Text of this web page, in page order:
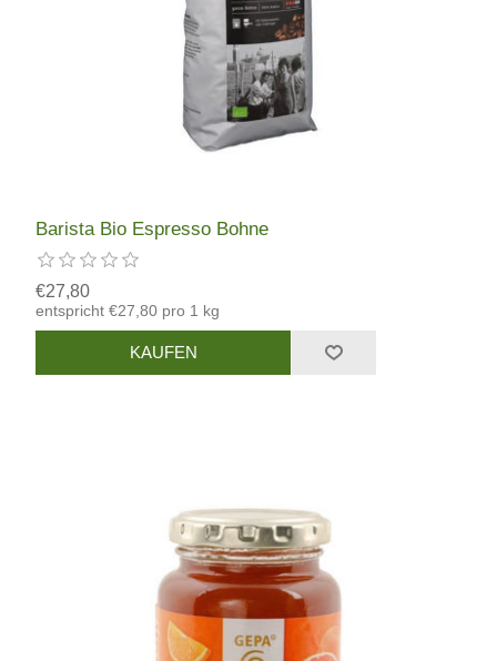
Barista Bio Espresso Bohne
€27,80
entspricht €27,80 pro 1 kg